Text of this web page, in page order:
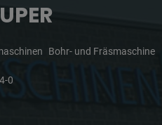
Bohr- und Fräsmaschine
0